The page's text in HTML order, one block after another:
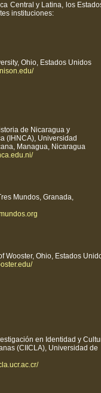
Central y Latina, los
instituciones:
Ohio, Estados Unidos
de Nicaragua y
(IHNCA), Universidad
Managua, Nicaragua
Mundos, Granada,
Wooster, Ohio, Estados
en Identidad y
(CIICLA), Universidad de